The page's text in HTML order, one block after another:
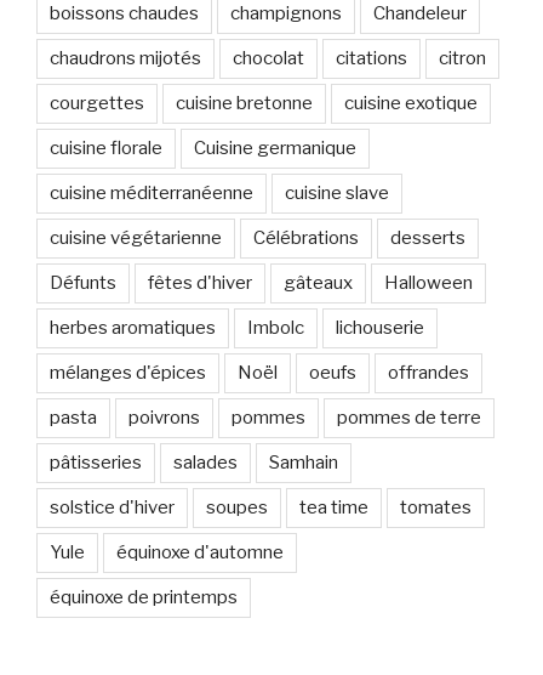
boissons chaudes champignons Chandeleur
chaudrons mijotés chocolat citations citron
courgettes cuisine bretonne cuisine exotique
cuisine florale Cuisine germanique
cuisine méditerranéenne cuisine slave
cuisine végétarienne Célébrations desserts
Défunts fêtes d'hiver gâteaux Halloween
herbes aromatiques Imbolc lichouserie
mélanges d'épices Noël oeufs offrandes
pasta poivrons pommes pommes de terre
pâtisseries salades Samhain
solstice d'hiver soupes tea time tomates
Yule équinoxe d'automne
équinoxe de printemps